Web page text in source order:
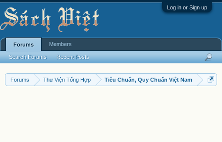
Log in or Sign up
Forums Thư Viện Tổng Hợp Tiêu Chuẩn, Quy Chuẩn Việt Nam
Forums
Search Forums Recent Posts
Members